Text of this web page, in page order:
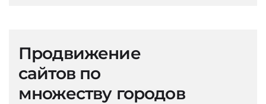
Продвижение
сайтов по
множеству городов